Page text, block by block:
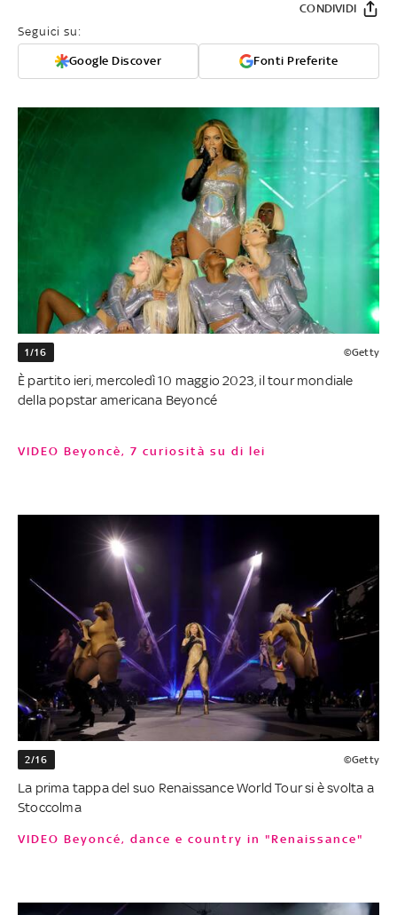
Seguici su:
Google Discover Fonti Preferite
CONDIVIDI
1/16 ©Getty
È partito ieri, mercoledì 10 maggio 2023, il tour mondiale
della popstar americana Beyoncé
VIDEO Beyoncè, 7 curiosità su di lei
2/16 ©Getty
La prima tappa del suo Renaissance World Tour si è svolta a
Stoccolma
VIDEO Beyoncé, dance e country in "Renaissance"